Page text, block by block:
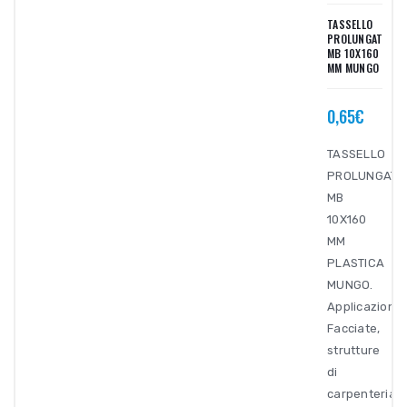
TASSELLO
PROLUNGATO
MB 10X160
MM MUNGO
0,65€
TASSELLO
PROLUNGATO
MB
10X160
MM
PLASTICA
MUNGO.
Applicazioni:
Facciate,
strutture
di
carpenteria,